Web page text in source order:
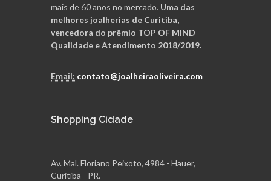
mais de 60 anos no mercado. Uma das
melhores joalherias de Curitiba,
vencedora do prêmio TOP OF MIND
Qualidade e Atendimento 2018/2019.
Email: contato@joalheiraoliveira.com
Shopping Cidade
Av. Mal. Floriano Peixoto, 4984 - Hauer,
Curitiba - PR.